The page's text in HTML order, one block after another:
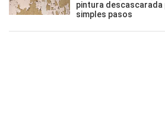
pintura descascarada
simples pasos